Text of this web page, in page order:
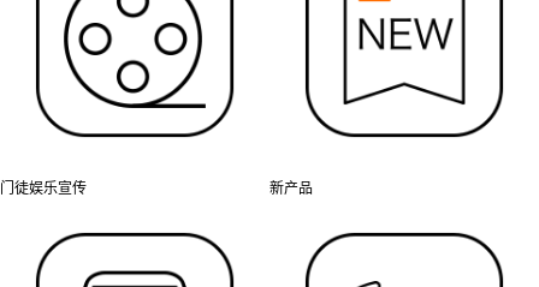
门徒娱乐宣传 新产品